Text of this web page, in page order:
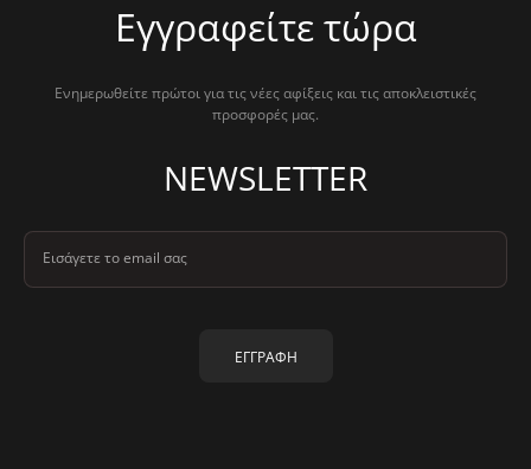
Εγγραφείτε τώρα
Ενημερωθείτε πρώτοι για τις νέες αφίξεις και τις αποκλειστικές
προσφορές μας.
NEWSLETTER
Εισάγετε το email σας